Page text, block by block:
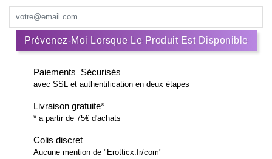
Prévenez-Moi Lorsque Le Produit Est Disponible
Paiements Sécurisés
avec SSL et authentification en deux étapes
Livraison gratuite*
* a partir de 75€ d'achats
Colis discret
Aucune mention de "Erotticx.fr/com"